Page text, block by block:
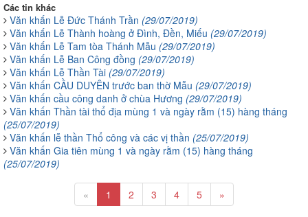
Các tin khác
Văn khấn Lễ Đức Thánh Trần (29/07/2019)
Văn khấn Lễ Thành hoàng ở Đình, Đền, Miếu (29/07/2019)
Văn khấn Lễ Tam tòa Thánh Mẫu (29/07/2019)
Văn khấn Lễ Ban Công đồng (29/07/2019)
Văn khấn Lễ Thần Tài (29/07/2019)
Văn khấn CẦU DUYÊN trước ban thờ Mẫu (29/07/2019)
Văn khấn cầu công danh ở chùa Hương (29/07/2019)
Văn khấn Thần tài thổ địa mùng 1 và ngày rằm (15) hàng tháng
(25/07/2019)
Văn khấn lễ thần Thổ công và các vị thần (25/07/2019)
Văn khấn Gia tiên mùng 1 và ngày rằm (15) hàng tháng
(25/07/2019)
« 1 2 3 4 5 »